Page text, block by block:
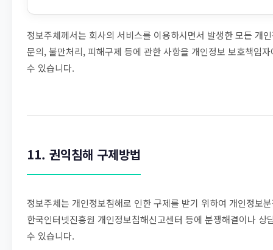
정보주체께서는 회사의 서비스를 이용하시면서 발생한 모든 개
문의, 불만처리, 피해구제 등에 관한 사항을 개인정보 보호책임
수 있습니다.
11. 권익침해 구제방법
정보주체는 개인정보침해로 인한 구제를 받기 위하여 개인정보
한국인터넷진흥원 개인정보침해신고센터 등에 분쟁해결이나 상
수 있습니다.